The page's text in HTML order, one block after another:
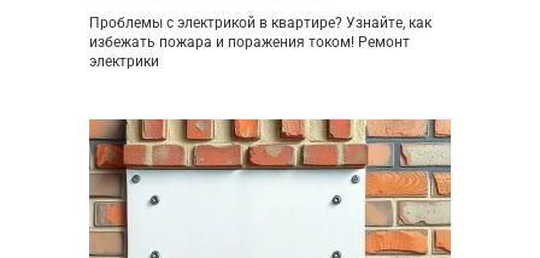
Проблемы с электрикой в квартире? Узнайте, как
избежать пожара и поражения током! Ремонт
электрики